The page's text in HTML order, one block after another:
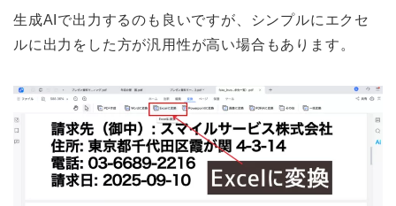
生成AIで出力するのも良いですが、シンプルにエクセ
ルに出力をした方が汎用性が高い場合もあります。